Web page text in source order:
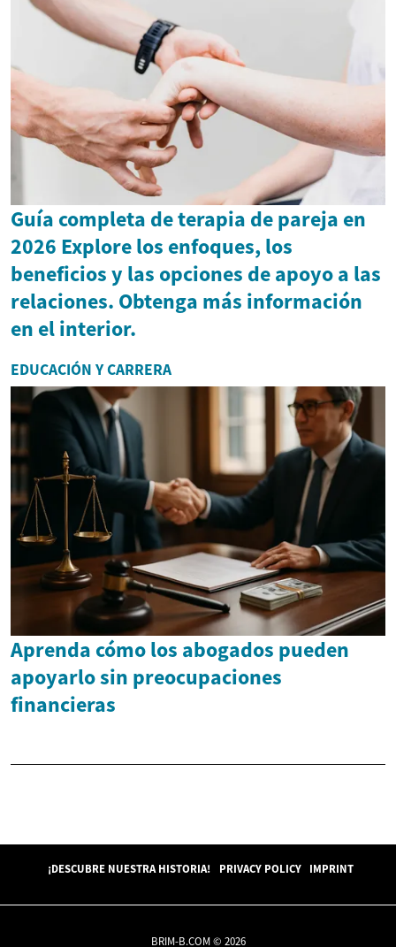
Guía completa de terapia de pareja en
2026 Explore los enfoques, los
beneficios y las opciones de apoyo a las
relaciones. Obtenga más información
en el interior.
EDUCACIÓN Y CARRERA
Aprenda cómo los abogados pueden
apoyarlo sin preocupaciones
financieras
¡DESCUBRE NUESTRA HISTORIA! PRIVACY POLICY IMPRINT
BRIM-B.COM © 2026